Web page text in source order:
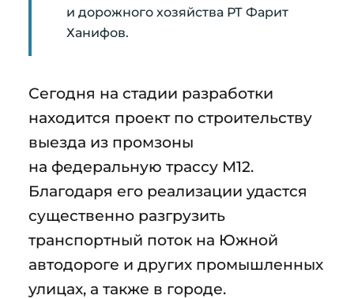
и дорожного хозяйства РТ Фарит
Ханифов.
Сегодня на стадии разработки
находится проект по строительству
выезда из промзоны
на федеральную трассу М12.
Благодаря его реализации удастся
существенно разгрузить
транспортный поток на Южной
автодороге и других промышленных
улицах, а также в городе.